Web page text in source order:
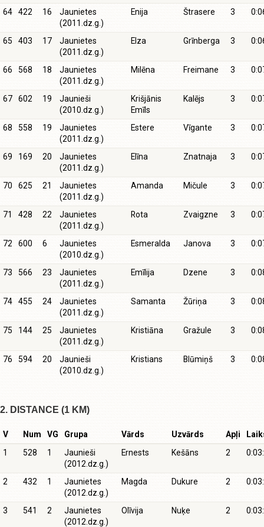
64 422 16
Jaunietes
(2011.dz.g.)
Enija Štrasere 3
65 403 17
Jaunietes
(2011.dz.g.)
Elza Grīnberga 3
66 568 18
Jaunietes
(2011.dz.g.)
Milēna Freimane 3
67 602 19
Jaunieši
(2010.dz.g.)
Krišjānis
Emīls
Kalējs 3
68 558 19
Jaunietes
(2011.dz.g.)
Estere Vīgante 3
69 169 20
Jaunietes
(2011.dz.g.)
Elīna Znatnaja 3
70 625 21
Jaunietes
(2011.dz.g.)
Amanda Mičule 3
71 428 22
Jaunietes
(2011.dz.g.)
Rota Zvaigzne 3
72 600 6
Jaunietes
(2010.dz.g.)
Esmeralda Janova 3
73 566 23
Jaunietes
(2011.dz.g.)
Emīlija Dzene 3
74 455 24
Jaunietes
(2011.dz.g.)
Samanta Žūriņa 3
75 144 25
Jaunietes
(2011.dz.g.)
Kristiāna Gražule 3
76 594 20
Jaunieši
(2010.dz.g.)
Kristians Blūmiņš 3
2. DISTANCE (1 KM)
V Num VG Grupa Vārds Uzvārds Apļi
1
528 1
Jaunieši
(2012.dz.g.)
Ernests Kešāns 2
2 432 1
Jaunietes
(2012.dz.g.)
Magda Dukure 2
3 541 2
Jaunietes
(2012.dz.g.)
Olīvija Nuķe 2